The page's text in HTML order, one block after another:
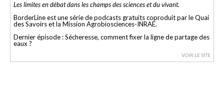
Les limites en débat dans les champs des sciences et du vivant.
BorderLine est une série de podcasts gratuits coproduit par le Quai
des Savoirs et la Mission Agrobiosciences-INRAE.
Dernier épisode : Sécheresse, comment fixer la ligne de partage des
eaux ?
VOIR LE SITE